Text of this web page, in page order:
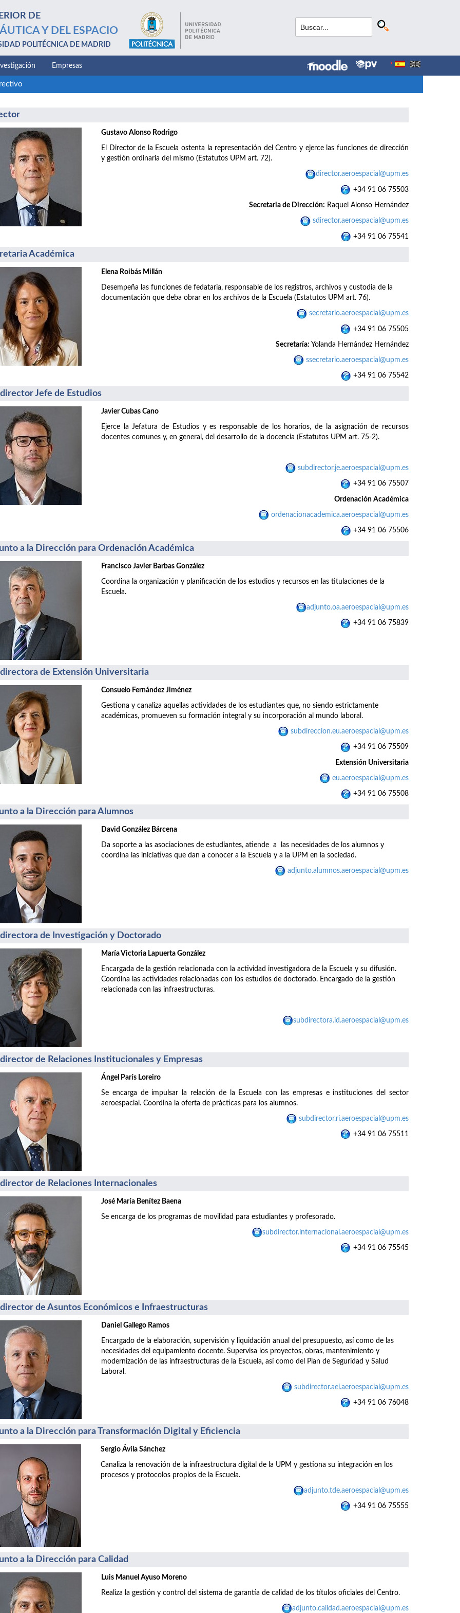
DE
Y DEL ESPACIO
POLITÉCNICA DE MADRID
Empresas
Gustavo Alonso Rodrigo
El Director de la Escuela ostenta la representación del Centro y ejerce las funciones de dirección
y gestión ordinaria del mismo (Estatutos UPM art. 72).
director.aeroespacial@upm.es
+34 91 06 75503
Secretaria de Dirección: Raquel Alonso Hernández
sdirector.aeroespacial@upm.es
+34 91 06 75541
Académica
Elena Roibás Millán
Desempeña las funciones de fedataria, responsable de los registros, archivos y custodia de la
documentación que deba obrar en los archivos de la Escuela (Estatutos UPM art. 76).
secretario.aeroespacial@upm.es
+34 91 06 75505
Secretaría: Yolanda Hernández Hernández
ssecretario.aeroespacial@upm.es
+34 91 06 75542
Jefe de Estudios
Javier Cubas Cano
Ejerce la Jefatura de Estudios y es responsable de los horarios, de la asignación de recursos
docentes comunes y, en general, del desarrollo de la docencia (Estatutos UPM art. 75-2).
subdirector.je.aeroespacial@upm.es
+34 91 06 75507
Ordenación Académica
ordenacionacademica.aeroespacial@upm.es
+34 91 06 75506
a la Dirección para Ordenación Académica
Francisco Javier Barbas González
Coordina la organización y planificación de los estudios y recursos en las titulaciones de la
Escuela.
adjunto.oa.aeroespacial@upm.es
+34 91 06 75839
de Extensión Universitaria
Consuelo Fernández Jiménez
Gestiona y canaliza aquellas actividades de los estudiantes que, no siendo estrictamente
académicas, promueven su formación integral y su incorporación al mundo laboral.
subdireccion.eu.aeroespacial@upm.es
+34 91 06 75509
Extensión Universitaria
eu.aeroespacial@upm.es
+34 91 06 75508
a la Dirección para Alumnos
David González Bárcena
Da soporte a las asociaciones de estudiantes, atiende a las necesidades de los alumnos y
coordina las iniciativas que dan a conocer a la Escuela y a la UPM en la sociedad.
adjunto.alumnos.aeroespacial@upm.es
de Investigación y Doctorado
María Victoria Lapuerta González
Encargada de la gestión relacionada con la actividad investigadora de la Escuela y su difusión.
Coordina las actividades relacionadas con los estudios de doctorado. Encargado de la gestión
relacionada con las infraestructuras.
subdirectora.id.aeroespacial@upm.es
de Relaciones Institucionales y Empresas
Ángel París Loreiro
Se encarga de impulsar la relación de la Escuela con las empresas e instituciones del sector
aeroespacial. Coordina la oferta de prácticas para los alumnos.
subdirector.ri.aeroespacial@upm.es
+34 91 06 75511
de Relaciones Internacionales
José María Benítez Baena
Se encarga de los programas de movilidad para estudiantes y profesorado.
subdirector.internacional.aeroespacial@upm.es
+34 91 06 75545
de Asuntos Económicos e Infraestructuras
Daniel Gallego Ramos
Encargado de la elaboración, supervisión y liquidación anual del presupuesto, así como de las
necesidades del equipamiento docente. Supervisa los proyectos, obras, mantenimiento y
modernización de las infraestructuras de la Escuela, así como del Plan de Seguridad y Salud
Laboral.
subdirector.aei.aeroespacial@upm.es
+34 91 06 76048
a la Dirección para Transformación Digital y Eficiencia
Sergio Ávila Sánchez
Canaliza la renovación de la infraestructura digital de la UPM y gestiona su integración en los
procesos y protocolos propios de la Escuela.
adjunto.tde.aeroespacial@upm.es
+34 91 06 75555
a la Dirección para Calidad
Luis Manuel Ayuso Moreno
Realiza la gestión y control del sistema de garantía de calidad de los títulos oficiales del Centro.
adjunto.calidad.aeroespacial@upm.es